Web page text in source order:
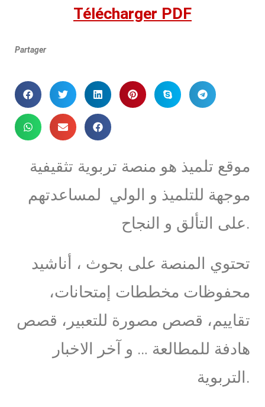
Télécharger PDF
Partager
موقع تلميذ هو منصة تربوية تثقيفية
موجهة للتلميذ و الولي لمساعدتهم
على التألق و النجاح.
تحتوي المنصة على بحوث ، أناشيد
محفوظات مخططات إمتحانات،
تقاييم، قصص مصورة للتعبير، قصص
هادفة للمطالعة … و آخر الاخبار
التربوية.